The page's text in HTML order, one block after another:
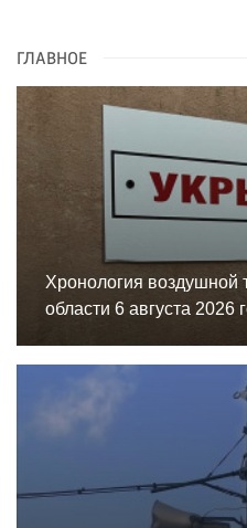
ГЛАВНОЕ
Хронология воздушной
области 6 августа 2026